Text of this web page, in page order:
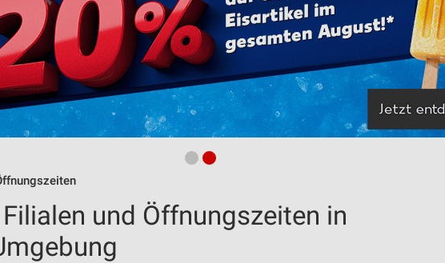
und Öffnungszeiten in